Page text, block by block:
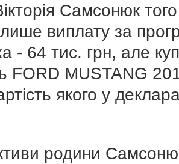
Самсонюк
виплату за
- 64 тис. грн, але
FORD MUSTANG
якого у
родини